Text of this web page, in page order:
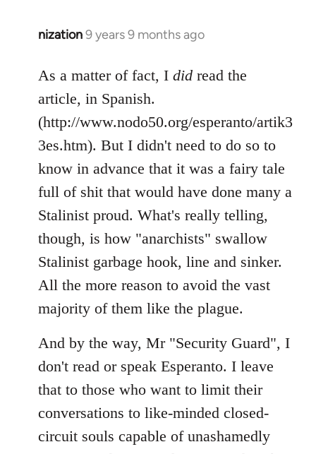
nization9 years 9 months ago
In
to
Welcome
libcom.org
As a matter of fact, I did read the
article, in Spanish.
(http://www.nodo50.org/esperanto/artik3
3es.htm). But I didn't need to do so to
know in advance that it was a fairy tale
full of shit that would have done many a
Stalinist proud. What's really telling,
though, is how "anarchists" swallow
Stalinist garbage hook, line and sinker.
All the more reason to avoid the vast
majority of them like the plague.
And by the way, Mr "Security Guard", I
don't read or speak Esperanto. I leave
that to those who want to limit their
conversations to like-minded closed-
circuit souls capable of unashamedly